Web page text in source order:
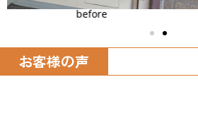
after
お客様の声